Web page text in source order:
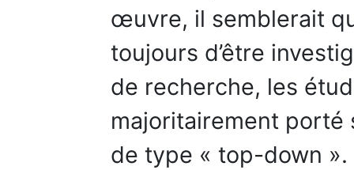
œuvre, il semblerait
toujours d’être
de recherche, les
majoritairement porté
de type « top-down